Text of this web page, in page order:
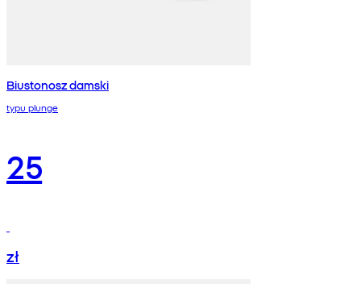
Biustonosz damski
typu plunge
25
zł